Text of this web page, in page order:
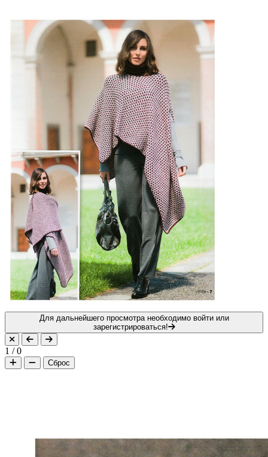
Для дальнейшего просмотра необходимо войти или
зарегистрироваться!
1 /0
Сброс